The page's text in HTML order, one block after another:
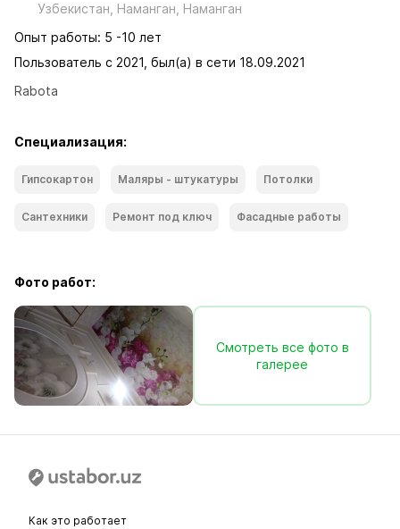
Узбекистан, Наманган, Наманган
Опыт работы: 5 -10 лет
Пользователь с 2021, был(а) в сети 18.09.2021
Rabota
Специализация:
Гипсокартон Маляры - штукатуры Потолки
Сантехники Ремонт под ключ Фасадные работы
Фото работ:
Смотреть все фото в
галерее
Как это работает